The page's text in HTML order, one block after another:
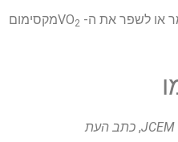
2
מקסימום
JCEM
, כתב העת